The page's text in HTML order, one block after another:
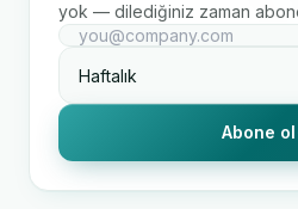
yok — dilediğiniz zaman
Abone ol